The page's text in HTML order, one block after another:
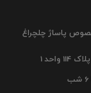
پاساژ چلچراغ